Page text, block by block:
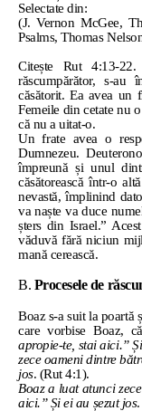
Selectate din:
(J. Vernon McGee,
Psalms, Thomas
Citește Rut 4:13-
răscumpărător, s-au
căsătorit. Ea avea un
Femeile din cetate nu
că nu a uitat-o.
Un frate avea o
Dumnezeu.
împreună și unul
căsătorească într-o
nevastă, împlinind
va naște va duce
șters din Israel.”
văduvă fără niciun
mană cerească.
B. Procesele de
Boaz s-a suit la poartă
care vorbise Boaz,
apropie-te, stai aici.”
zece oameni dintre
jos. (Rut 4:1).
Boaz a luat atunci
aici.” Și ei au șezut jos